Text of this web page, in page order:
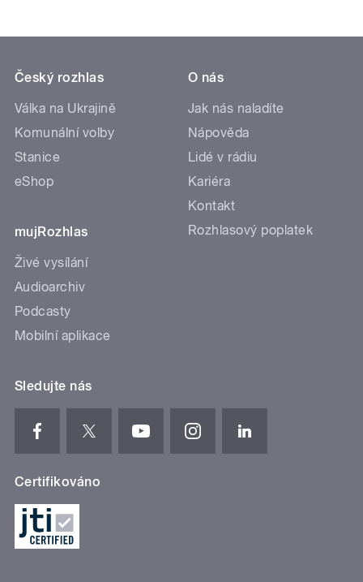
Český rozhlas
Válka na Ukrajině
Komunální volby
Stanice
eShop
mujRozhlas
Živé vysílání
Audioarchiv
Podcasty
Mobilní aplikace
O nás
Jak nás naladíte
Nápověda
Lidé v rádiu
Kariéra
Kontakt
Rozhlasový poplatek
Sledujte nás
Certifikováno